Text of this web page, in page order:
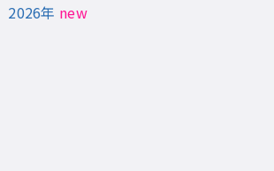
2026年 new